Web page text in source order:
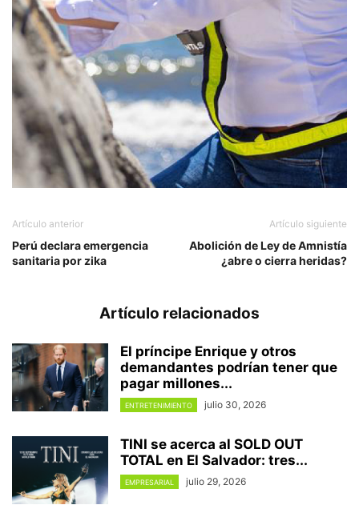
Artículo anterior
Perú declara emergencia
sanitaria por zika
Artículo siguiente
Abolición de Ley de Amnistía
¿abre o cierra heridas?
Artículo relacionados
El príncipe Enrique y otros
demandantes podrían tener que
pagar millones...
ENTRETENIMIENTO julio 30, 2026
TINI se acerca al SOLD OUT
TOTAL en El Salvador: tres...
EMPRESARIAL julio 29, 2026